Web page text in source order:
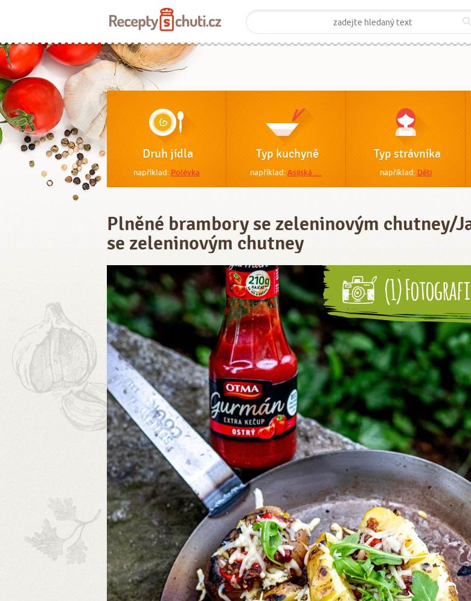
Druh jídla
například: Polévka
Typ kuchyně
například:Asijská …
Typ strávníka
například: Děti
Plněné brambory se zeleninovým chutney/
se zeleninovým chutney
(1)